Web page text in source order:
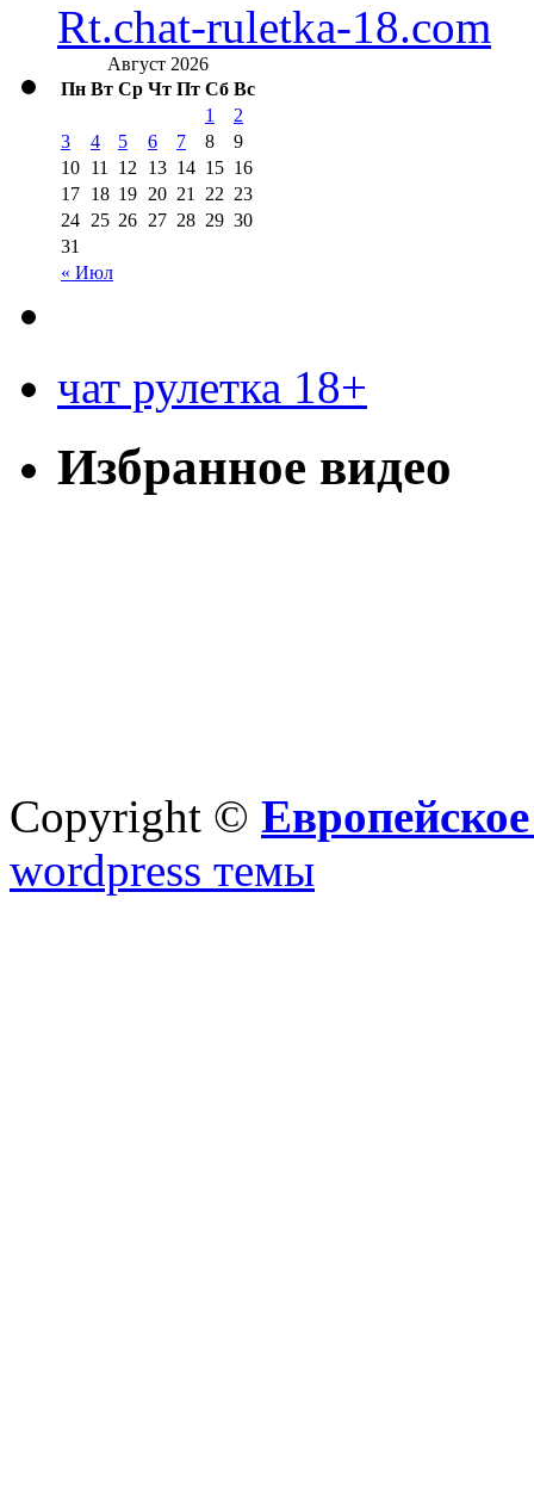
Rt.chat-ruletka-18.com
Август 2026
Пн Вт Ср Чт Пт Сб Вс
« Июл
1
2
3
4 5 6 7 8
9
10 11 12 13 14 15 16
17 18 19 20 21 22 23
24 25 26 27 28 29 30
31
чат рулетка 18+
Избранное видео
Copyright ©
wordpress темы